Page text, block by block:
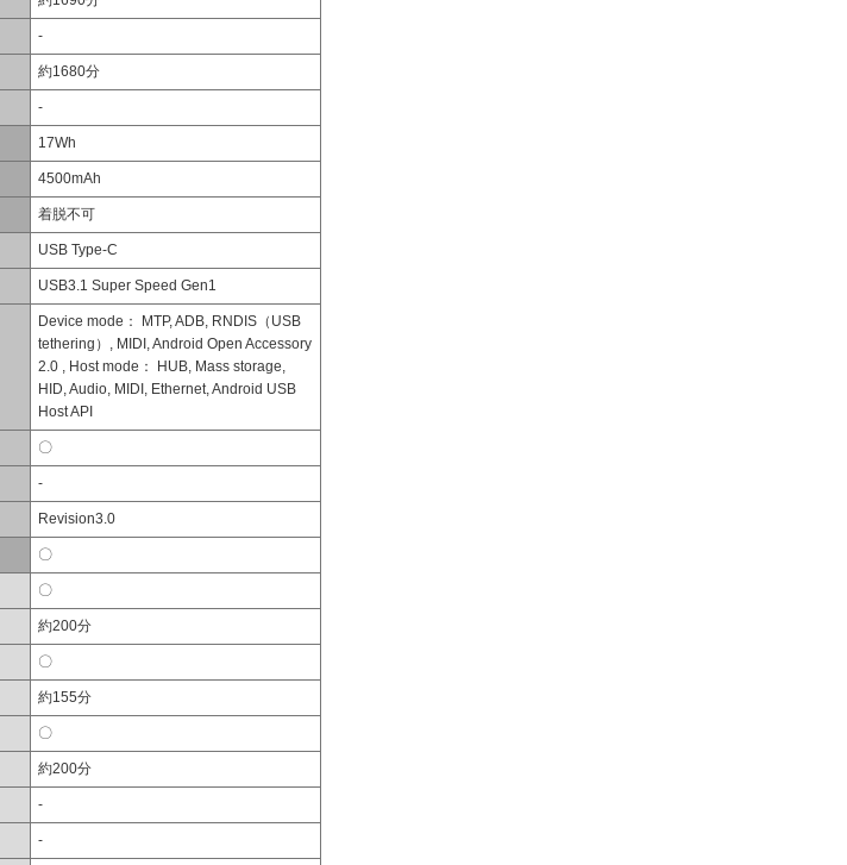
-
約1680分
-
17Wh
4500mAh
着脱不可
USB Type-C
USB3.1 Super Speed Gen1
Device mode： MTP, ADB, RNDIS（USB
tethering）, MIDI, Android Open Accessory
2.0 , Host mode： HUB, Mass storage,
HID, Audio, MIDI, Ethernet, Android USB
Host API
〇
-
Revision3.0
〇
〇
約200分
〇
約155分
〇
約200分
-
-